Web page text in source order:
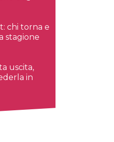
chi torna e
stagione
uscita,
in